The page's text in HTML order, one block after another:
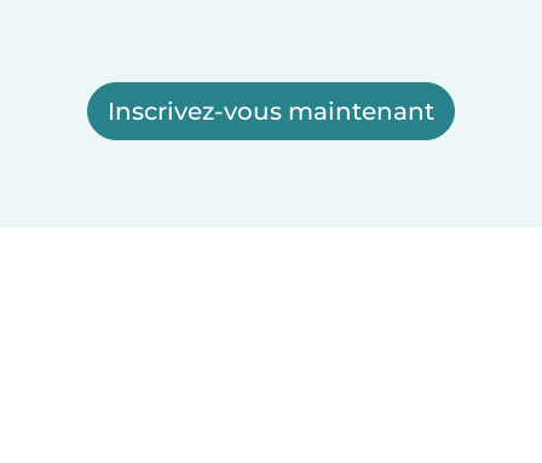
Inscrivez-vous maintenant